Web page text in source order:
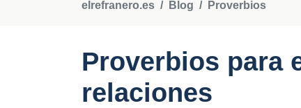
elrefranero.es Blog Proverbios
Proverbios para
relaciones